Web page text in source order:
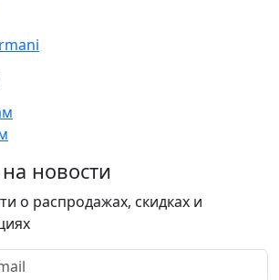
новости
о распродажах, скидках и